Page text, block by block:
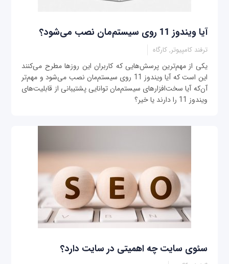
آیا ویندوز 11 روی سیستم‌مان نصب می‌شود؟
ترفند کامپیوتر, کارگاه
یکی از مهم‌ترین پرسش‌هایی که کاربران این روزها مطرح می‌کنند
این است که آیا ویندوز 11 روی سیستم‌مان نصب می‌شود و مهم‌تر
آن‌که آیا سخت‌افزارهای سیستم‌مان توانایی پشتیبانی از قابلیت‌های
ویندوز 11 را دارند یا خیر؟
سئوی سایت چه اهمیتی در سایت دارد؟